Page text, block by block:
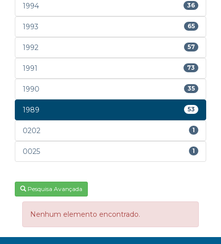
1994 36
1993 65
1992 57
1991 73
1990 35
1989 53
0202 1
0025 1
Pesquisa Avançada
Nenhum elemento encontrado.